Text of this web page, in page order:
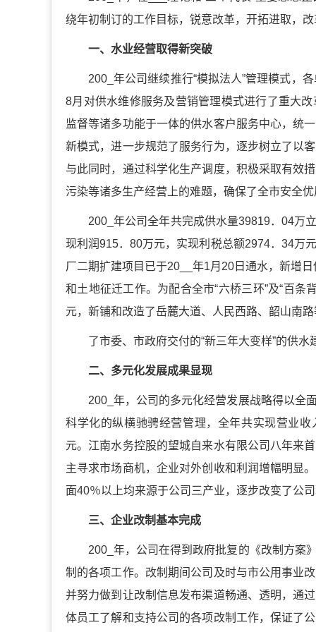
绕年初制订的工作目标，锐意改革，开拓进取，
一、水业经营取得新突破
200_年公司继续推行“模拟法人”管理模式，
8月对供水维修服务及营销管理模式进行了重大
监督等诸多功能于一体的供水客户服务中心，统
新模式，进一步规范了服务行为，逐步树立了以
与此同时，通过科学化生产调度，积极采取有效
污染等诸多生产经营上的难题，确保了全市安全
200_年公司全年共完成供水量39819．04万
现利润915．80万元，实现利税总额2974．34万
厂二期扩建项目已于20__年1月20日通水，新增
和土地征迁工作。为配合全市“六桥三环”及“百
元，新铺和改造了岳麓大道、人民西路、韶山南
了市委、市政府交付的“新三年大变样”的供水
二、多元化发展成果显现
200_年，公司的多元化经营发展战略得以全
科学化的纵横驰骋经营管理，全年共实现营业
元。江南水务控股的望城自来水有限公司八年来
主寻求市场商机，企业对外创收和利润增幅明显
面40％以上均来源于公司三产业，逐步改变了公
三、企业改制基本完成
200_年，公司在得到政府批复的《改制方案
制的各项工作。改制期间公司及时与市公用事业
并努力做到让改制信息发布渠道畅通、透明，通
体员工了解和支持公司的各项改制工作，保证了